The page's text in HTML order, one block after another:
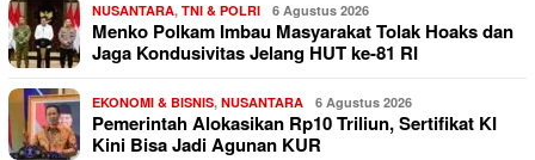
NUSANTARA, TNI & POLRI 6 Agustus 2026
Menko Polkam Imbau Masyarakat Tolak Hoaks dan
Jaga Kondusivitas Jelang HUT ke-81 RI
EKONOMI & BISNIS, NUSANTARA 6 Agustus 2026
Pemerintah Alokasikan Rp10 Triliun, Sertifikat KI
Kini Bisa Jadi Agunan KUR